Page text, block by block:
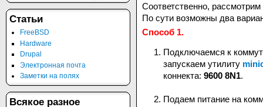
Соответственно,
По сути возможны два
Способ 1.
Подключаемся к
запускаем утилиту
коннекта: 9600 8N1.
Подаем питание на
Статьи
FreeBSD
Hardware
Drupal
Электронная почта
Заметки на полях
Всякое разное